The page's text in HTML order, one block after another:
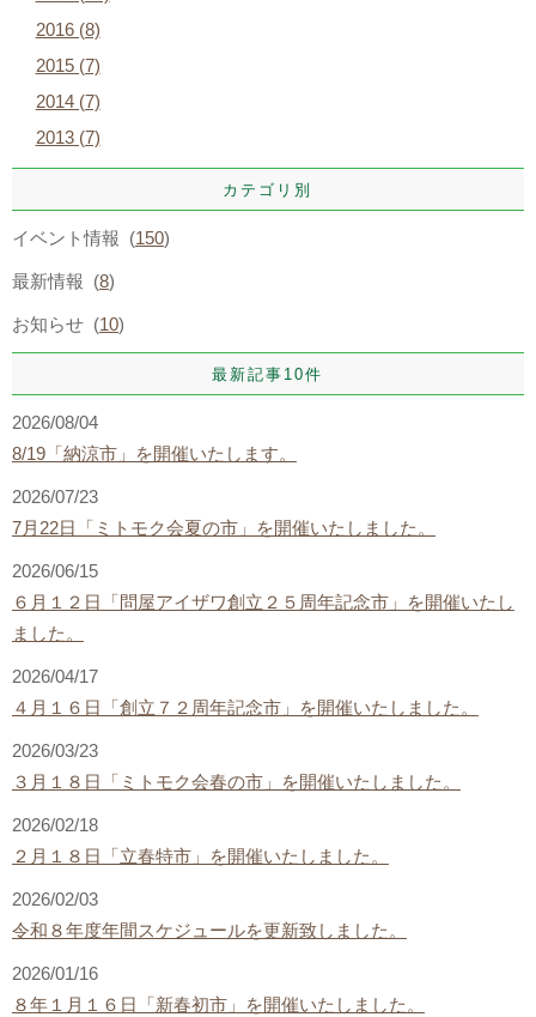
2016 (8)
2015 (7)
2014 (7)
2013 (7)
カテゴリ別
イベント情報 (150)
最新情報 (8)
お知らせ (10)
最新記事10件
2026/08/04
8/19「納涼市」を開催いたします。
2026/07/23
7月22日「ミトモク会夏の市」を開催いたしました。
2026/06/15
６月１２日「問屋アイザワ創立２５周年記念市」を開催いたし
ました。
2026/04/17
４月１６日「創立７２周年記念市」を開催いたしました。
2026/03/23
３月１８日「ミトモク会春の市」を開催いたしました。
2026/02/18
２月１８日「立春特市」を開催いたしました。
2026/02/03
令和８年度年間スケジュールを更新致しました。
2026/01/16
８年１月１６日「新春初市」を開催いたしました。